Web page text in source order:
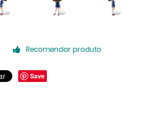
Recomendar produto
Save